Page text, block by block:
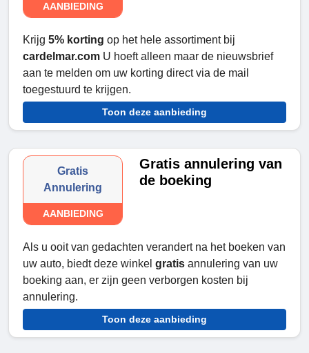
AANBIEDING
Krijg 5% korting op het hele assortiment bij
cardelmar.com U hoeft alleen maar de nieuwsbrief
aan te melden om uw korting direct via de mail
toegestuurd te krijgen.
Toon deze aanbieding
Gratis
Annulering
AANBIEDING
Gratis annulering van
de boeking
Als u ooit van gedachten verandert na het boeken van
uw auto, biedt deze winkel gratis annulering van uw
boeking aan, er zijn geen verborgen kosten bij
annulering.
Toon deze aanbieding